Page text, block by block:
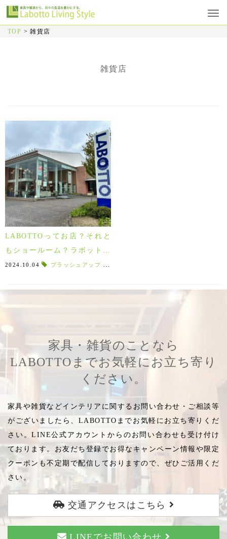
TOP >雑貨店
雑貨店
LABOTTOってお店？それと
もショールーム？ラボットは
インテリアショップです！
2024.10.04 ブラッシュアップ
家具・雑貨のことなら
LABOTTOまでお気軽にお立ち寄り
ください。
家具や雑貨などインテリアに関するお問い合わせ・ご相談等
がございましたら、LABOTTOまでお気軽にお立ち寄りくだ
さい。LINE公式アカウントからのお問い合わせも受け付け
ております。お友だち登録でお得なキャンペーン情報や限定
クーポンも不定期で配信しておりますので、ぜひご活用くだ
さい。
交通アクセスはこちら
LINEでお問い合わせ